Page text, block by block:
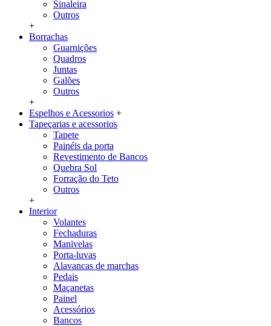
Sinaleira
Outros
+
Borrachas
Guarnições
Quadros
Juntas
Galões
Outros
+
Espelhos e Acessorios +
Tapeçarias e acessorios
Tapete
Painéis da porta
Revestimento de Bancos
Quebra Sol
Forração do Teto
Outros
+
Interior
Volantes
Fechaduras
Manivelas
Porta-luvas
Alavancas de marchas
Pedais
Maçanetas
Painel
Acessórios
Bancos